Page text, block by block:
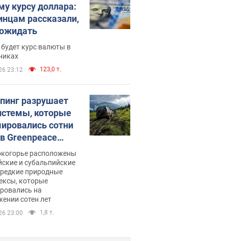
курсу доллара:
рассказали,
курс валюты в
23:12 123,0 т.
разрушает
которые
сотни
Greenpeace
тревогурасположены
и субальпийские
природные
которые
на
сотен лет
23:00 1,8 т.